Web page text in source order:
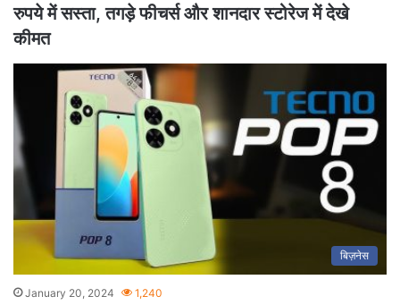
रुपये में सस्ता, तगड़े फीचर्स और शानदार स्टोरेज में देखे
कीमत
बिज़नेस
January 20, 2024 1,240